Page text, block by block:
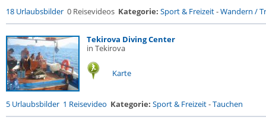
18 Urlaubsbilder 0 Reisevideos Kategorie: Sport & Freizeit-Wandern /
Tekirova Diving Center
in Tekirova
Karte
5 Urlaubsbilder 1 Reisevideo Kategorie: Sport & Freizeit-Tauchen